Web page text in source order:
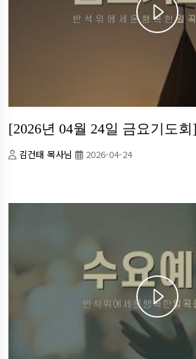
[2026년 04월 24일 금요기도회]
김건태 목사님 2026-04-24